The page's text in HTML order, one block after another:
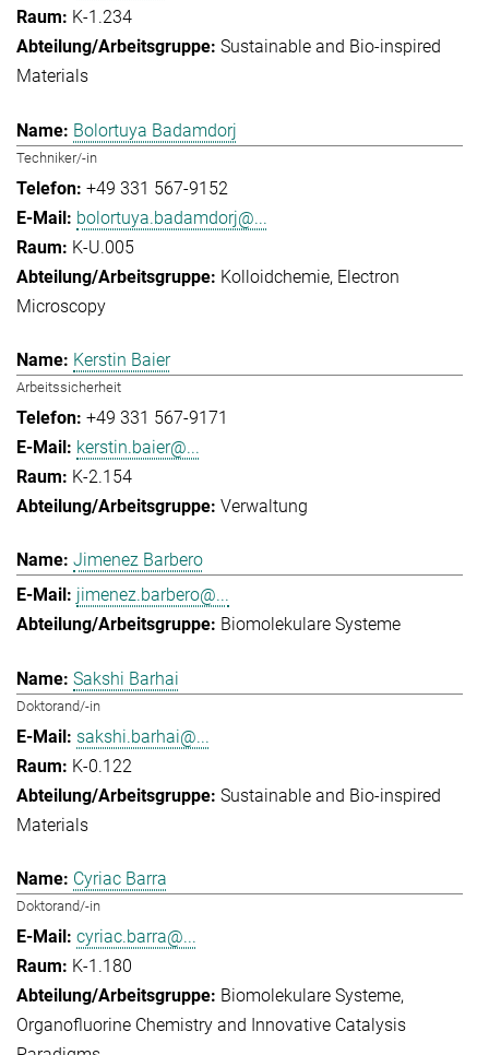
K-1.234
Sustainable and Bio-inspired
Materials
Bolortuya Badamdorj
Techniker/-in
+49 331 567-9152
bolortuya.badamdorj@...
K-U.005
Kolloidchemie Electron
Microscopy
Kerstin Baier
Arbeitssicherheit
+49 331 567-9171
kerstin.baier@...
K-2.154
Verwaltung
Jimenez Barbero
jimenez.barbero@...
Biomolekulare Systeme
Sakshi Barhai
Doktorand/-in
sakshi.barhai@...
K-0.122
Sustainable and Bio-inspired
Materials
Cyriac Barra
Doktorand/-in
cyriac.barra@...
K-1.180
Biomolekulare Systeme
Organofluorine Chemistry and Innovative Catalysis